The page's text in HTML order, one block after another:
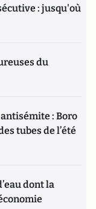
: jusqu'où
du
: Boro
tubes de l’été
dont la